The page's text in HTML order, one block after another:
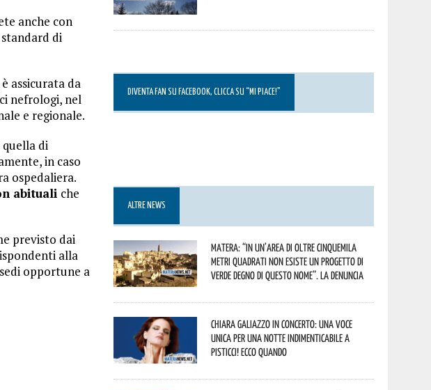
anche con
di
assicurata da
nefrologi, nel
e regionale.
di
in caso
ospedaliera.
abituali che
previsto dai
alla
opportune a
DIVENTA FAN SU FACEBOOK, CLICCA SU “MI PIACE!”
ALTRE NEWS
Matera: “In un’area di oltre cinquemila
metri quadrati non esiste un progetto di
verde degno di questo nome”. La denuncia
Chiara Galiazzo in concerto: una voce
unica per una notte indimenticabile a
Pisticci! Ecco quando